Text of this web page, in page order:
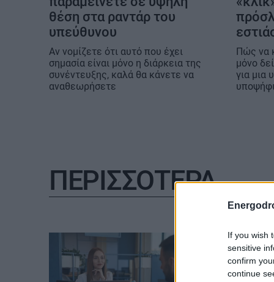
If you wish
sensitive
confirm
continue
θέση στα ραντάρ του
υπεύθυνου
Αν νομίζετε ότι αυτό που έχει
σημασία είναι μόνο η διάρκεια της
συνέντευξης, καλά θα κάνετε να
αναθεωρήσετε
Πώς να
μόνο
για μια
ΠΕΡΙΣΣΟΤΕΡΑ